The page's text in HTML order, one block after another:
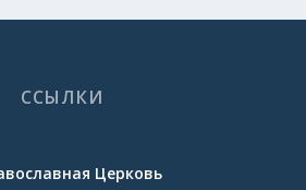
ССЫЛКИ
Церковь